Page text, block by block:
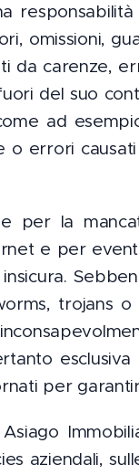
omissioni,
da carenze,
del suo
ad
errori
per la
e per
trojans o
per
aziendali,